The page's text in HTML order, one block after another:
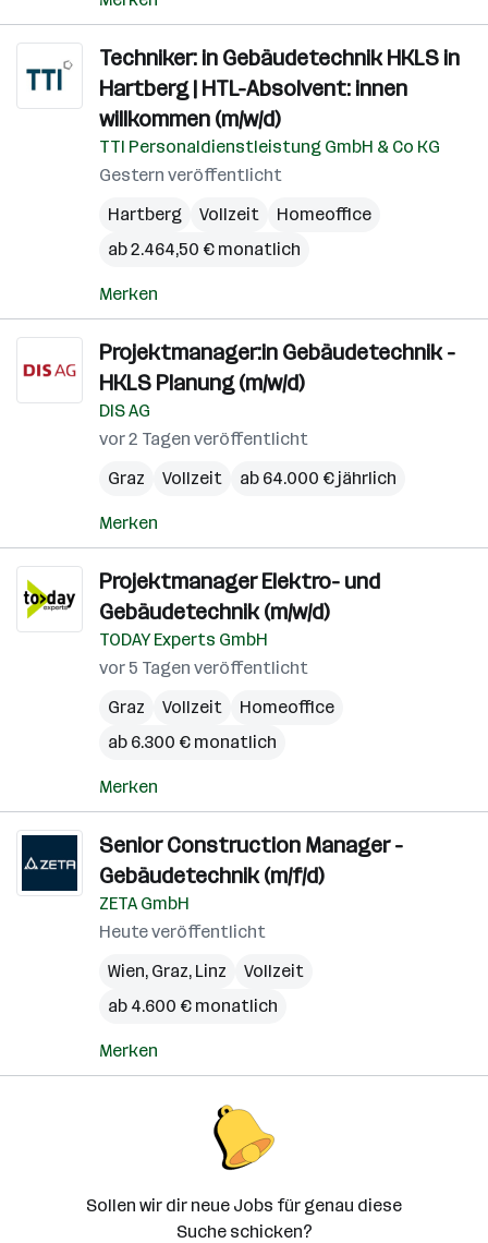
Techniker: in Gebäudetechnik HKLS in
Hartberg | HTL-Absolvent: innen
willkommen (m/w/d)
TTI Personaldienstleistung GmbH & Co KG
Gestern veröffentlicht
Hartberg
Vollzeit
Homeoffice
ab 2.464,50 € monatlich
Merken
Projektmanager:in Gebäudetechnik -
HKLS Planung (m/w/d)
DIS AG
vor 2 Tagen veröffentlicht
Graz
Vollzeit ab 64.000 € jährlich
Merken
Projektmanager Elektro- und
Gebäudetechnik (m/w/d)
TODAY Experts GmbH
vor 5 Tagen veröffentlicht
Graz
Vollzeit
Homeoffice
ab 6.300 € monatlich
Merken
Senior Construction Manager -
Gebäudetechnik (m/f/d)
ZETA GmbH
Heute veröffentlicht
Wien, Graz, Linz
Vollzeit
ab 4.600 € monatlich
Merken
Sollen wir dir neue Jobs für genau diese
Suche schicken?